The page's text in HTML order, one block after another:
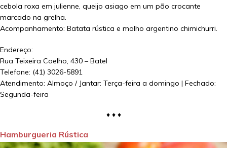
cebola roxa em julienne, queijo asiago em um pão crocante
marcado na grelha.
Acompanhamento: Batata rústica e molho argentino chimichurri.
Endereço:
Rua Teixeira Coelho, 430 – Batel
Telefone: (41) 3026-5891
Atendimento: Almoço / Jantar: Terça-feira a domingo | Fechado:
Segunda-feira
♦ ♦ ♦
Hamburgueria Rústica